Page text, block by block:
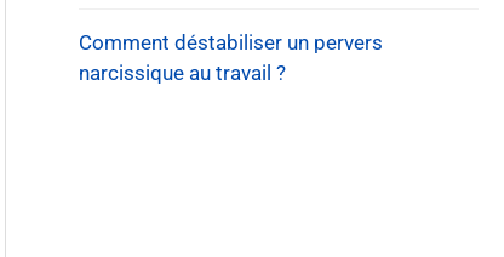
Comment déstabiliser un pervers
narcissique au travail ?